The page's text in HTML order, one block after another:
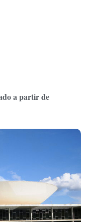
a partir de